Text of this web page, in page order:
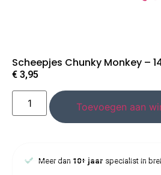
Scheepjes Chunky Monkey –
€ 3,95
Toevoegen aan
Meer dan 10+ jaar specialist in